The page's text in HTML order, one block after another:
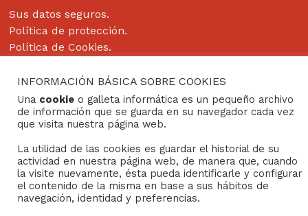
Sus datos seguros.
Política de protección.
Política de Cookies.
Copyright © 2022Grupo Studium Formación
INFORMACIÓN BÁSICA SOBRE COOKIES
Una cookie o galleta informática es un pequeño archivo
de información que se guarda en su navegador cada vez
que visita nuestra página web.
La utilidad de las cookies es guardar el historial de su
actividad en nuestra página web, de manera que, cuando
la visite nuevamente, ésta pueda identificarle y configurar
el contenido de la misma en base a sus hábitos de
navegación, identidad y preferencias.